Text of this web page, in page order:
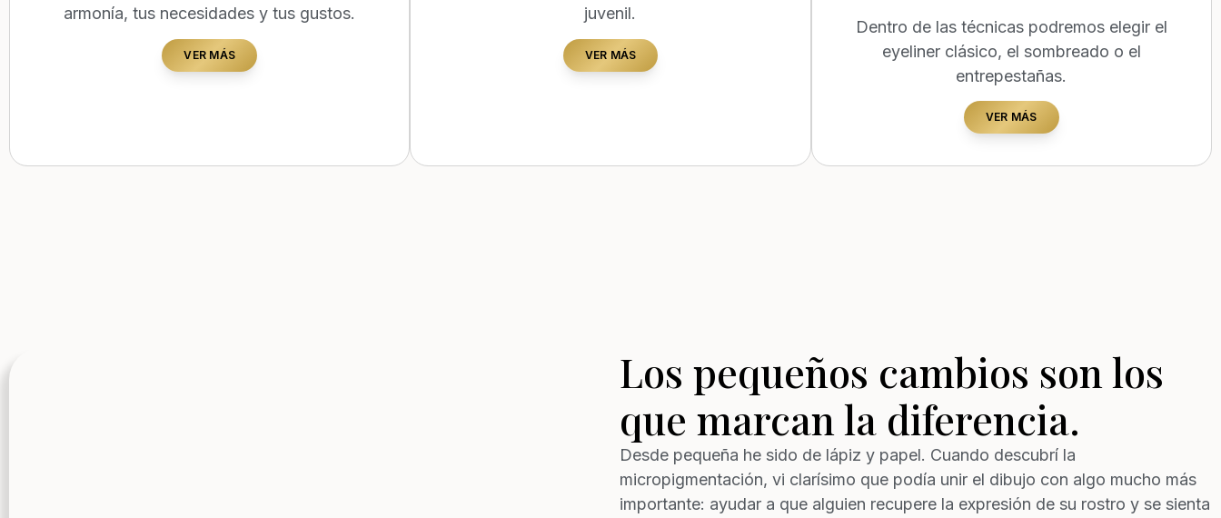
armonía, tus necesidades y tus gustos.
VER MÁS
juvenil.
VER MÁS
Dentro de las técnicas podremos elegir el
eyeliner clásico, el sombreado o el
entrepestañas.
VER MÁS
Los pequeños cambios son los
que marcan la diferencia.
Desde pequeña he sido de lápiz y papel. Cuando descubrí la
micropigmentación, vi clarísimo que podía unir el dibujo con algo mucho más
importante: ayudar a que alguien recupere la expresión de su rostro y se sienta